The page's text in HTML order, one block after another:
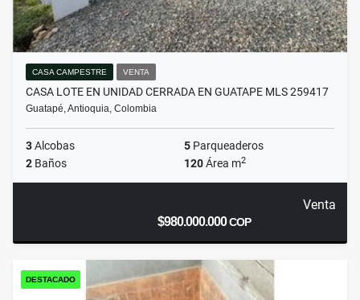
CASA CAMPESTRE VENTA
CASA LOTE EN UNIDAD CERRADA EN GUATAPE MLS 259417
Guatapé, Antioquia, Colombia
3Alcobas 5 Parqueaderos
2 Baños 120Área m2
Venta
$980.000.000COP
DESTACADO